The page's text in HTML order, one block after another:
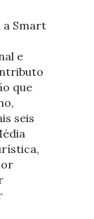
a Smart
e
que
seis